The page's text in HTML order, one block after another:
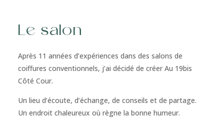
Le salon
Après 11 années d’expériences dans des salons de
coiffures conventionnels, j’ai décidé de créer Au 19bis
Côté Cour.
Un lieu d’écoute, d’échange, de conseils et de partage.
Un endroit chaleureux où règne la bonne humeur.